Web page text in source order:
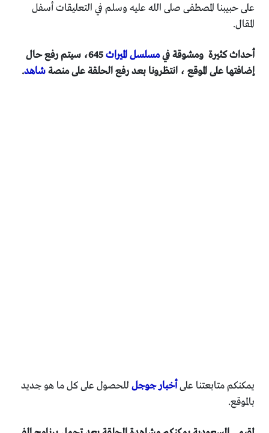
على حبيبنا المصطفى صلى الله عليه وسلم في التعليقات أسفل
المقال.
أحداث كثيرة ومشوقة فيمسلسل الميراث
645، سيتم رفع حال
إضافتها على الموقع ، انتظرونا بعد رفع الحلقة على منصةشاهد.
يمكنكم متابعتنا علىأخبار جوجلللحصول على كل ما هو جديد
بالموقع.